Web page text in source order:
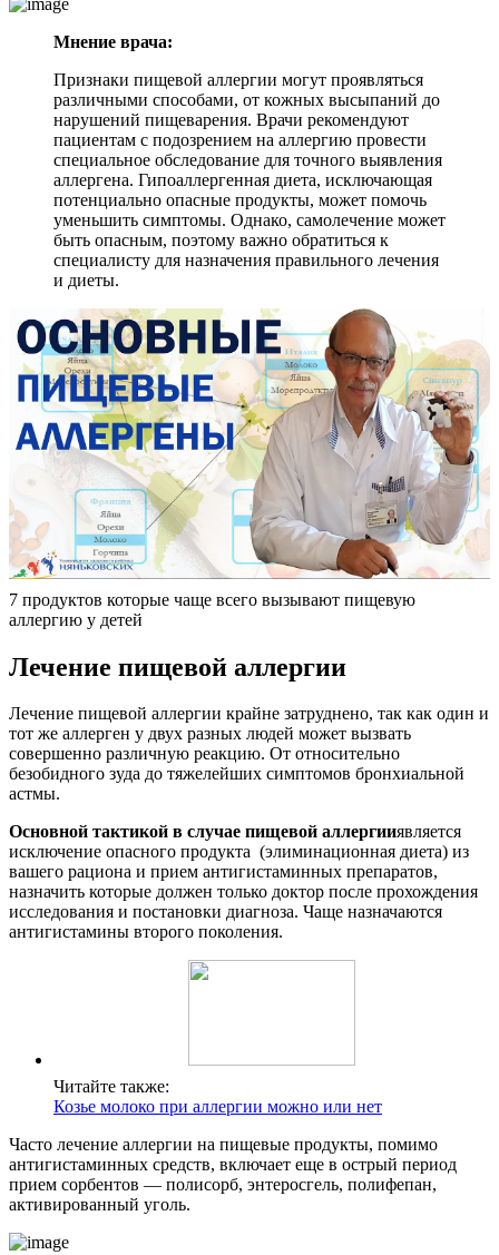
Мнение врача:
Признаки пищевой аллергии могут проявляться
различными способами, от кожных высыпаний до
нарушений пищеварения. Врачи рекомендуют
пациентам с подозрением на аллергию провести
специальное обследование для точного выявления
аллергена. Гипоаллергенная диета, исключающая
потенциально опасные продукты, может помочь
уменьшить симптомы. Однако, самолечение может
быть опасным, поэтому важно обратиться к
специалисту для назначения правильного лечения
и диеты.
7 продуктов которые чаще всего вызывают пищевую
аллергию у детей
Лечение пищевой аллергии
Лечение пищевой аллергии крайне затруднено, так как один и
тот же аллерген у двух разных людей может вызвать
совершенно различную реакцию. От относительно
безобидного зуда до тяжелейших симптомов бронхиальной
астмы.
Основной тактикой в случае пищевой аллергииявляется
исключение опасного продукта (элиминационная диета) из
вашего рациона и прием антигистаминных препаратов,
назначить которые должен только доктор после прохождения
исследования и постановки диагноза. Чаще назначаются
антигистамины второго поколения.
Читайте также:
Козье молоко при аллергии можно или нет
Часто лечение аллергии на пищевые продукты, помимо
антигистаминных средств, включает еще в острый период
прием сорбентов — полисорб, энтеросгель, полифепан,
активированный уголь.